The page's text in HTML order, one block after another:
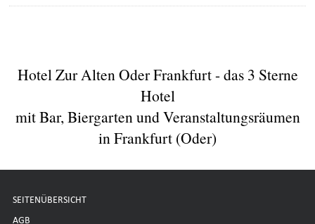
Hotel Zur Alten Oder Frankfurt - das 3 Sterne
Hotel
mit Bar, Biergarten und Veranstaltungsräumen
in Frankfurt (Oder)
SEITENÜBERSICHT
AGB